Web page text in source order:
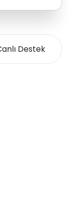
Destek